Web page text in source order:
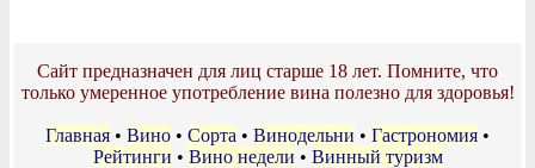
Сайт предназначен для лиц старше 18 лет. Помните, что
только умеренное употребление вина полезно для здоровья!
Главная • Вино • Сорта • Винодельни • Гастрономия •
Рейтинги • Вино недели • Винный туризм